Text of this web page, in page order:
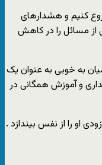
کنیم و هشدارهای
از مسائل را در کاهش
به خوبی به عنوان یک
و آموزش همگانی در
او را از نفس بیندازد .